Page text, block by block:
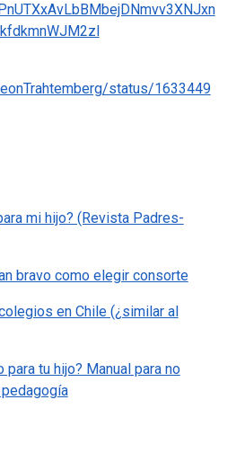
status/1633449
mi hijo? (Revista Padres-
bravo como elegir consorte
en Chile (¿similar al
tu hijo? Manual para no